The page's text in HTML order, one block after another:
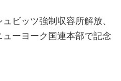
ビッツ強制収容所解放、
ューヨーク国連本部で記念